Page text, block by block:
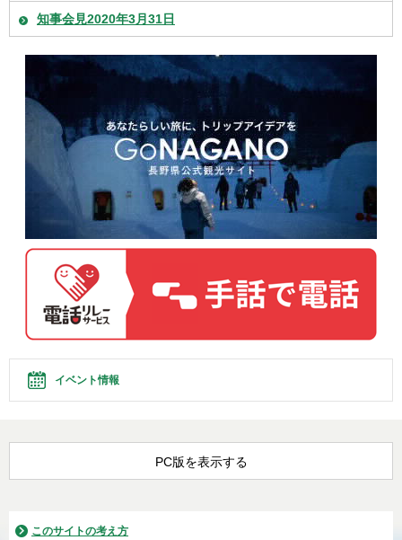
知事会見2020年3月31日
イベント情報
PC版を表示する
このサイトの考え方